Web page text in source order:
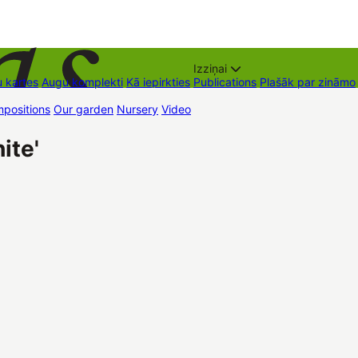
kartes Augu komplekti Kā iepirkties
Izziņai
Publications Plašāk par zināmo
Our garden Nursery Video